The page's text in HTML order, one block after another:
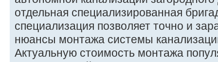
отдельная специализированная
специализация позволяет точно и
нюансы монтажа системы
Актуальную стоимость монтажа